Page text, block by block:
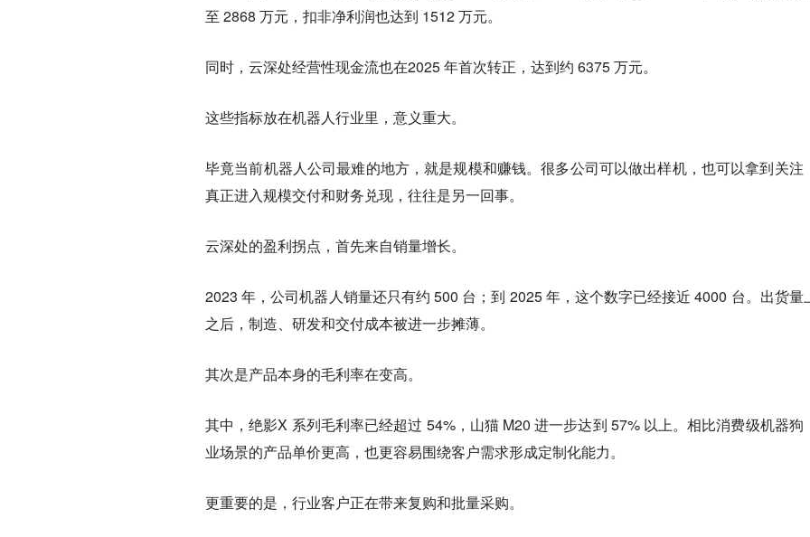
至 2868 万元，扣非净利润也达到 1512 万元。
同时，云深处经营性现金流也在2025 年首次转正，达到约 6375 万元。
这些指标放在机器人行业里，意义重大。
毕竟当前机器人公司最难的地方，就是规模和赚钱。很多公司可以做出样机，也可以拿到关注
真正进入规模交付和财务兑现，往往是另一回事。
云深处的盈利拐点，首先来自销量增长。
2023 年，公司机器人销量还只有约 500 台；到 2025 年，这个数字已经接近 4000 台。出货量
之后，制造、研发和交付成本被进一步摊薄。
其次是产品本身的毛利率在变高。
其中，绝影X 系列毛利率已经超过 54%，山猫 M20 进一步达到 57% 以上。相比消费级机器狗
业场景的产品单价更高，也更容易围绕客户需求形成定制化能力。
更重要的是，行业客户正在带来复购和批量采购。